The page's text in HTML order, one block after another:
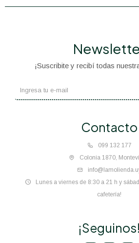
Contacto
099 132 177
Colonia 1870,
Lunes a viernes de 8:30 a 21 h y
cafetería!
¡Suscribite y recibí todas
¡Seguinos!